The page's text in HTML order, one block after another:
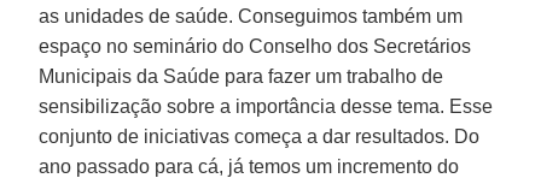
as unidades de saúde. Conseguimos também um
espaço no seminário do Conselho dos Secretários
Municipais da Saúde para fazer um trabalho de
sensibilização sobre a importância desse tema. Esse
conjunto de iniciativas começa a dar resultados. Do
ano passado para cá, já temos um incremento do